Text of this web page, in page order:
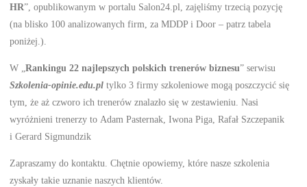
HR”, opublikowanym w portalu Salon24.pl, zajęliśmy trzecią pozycję
(na blisko 100 analizowanych firm, za MDDP i Door – patrz tabela
poniżej.).
W „Rankingu 22 najlepszych polskich trenerów biznesu” serwisu
Szkolenia-opinie.edu.pl tylko 3 firmy szkoleniowe mogą poszczycić się
tym, że aż czworo ich trenerów znalazło się w zestawieniu. Nasi
wyróżnieni trenerzy to Adam Pasternak, Iwona Piga, Rafał Szczepanik
i Gerard Sigmundzik
Zapraszamy do kontaktu. Chętnie opowiemy, które nasze szkolenia
zyskały takie uznanie naszych klientów.